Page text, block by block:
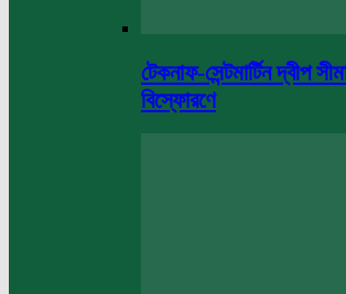
টেকনাফ-সেন্টমার্টিন দ্বীপ
বিস্ফোরণে